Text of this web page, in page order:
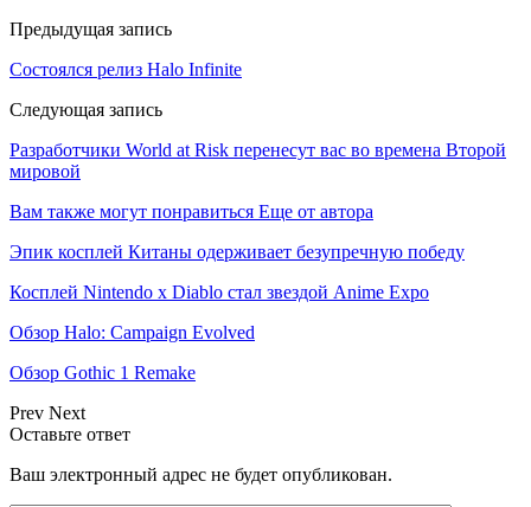
Предыдущая запись
Состоялся релиз Halo Infinite
Следующая запись
Разработчики World at Risk перенесут вас во времена Второй
мировой
Вам также могут понравиться Еще от автора
Эпик косплей Китаны одерживает безупречную победу
Косплей Nintendo x Diablo стал звездой Anime Expo
Обзор Halo: Campaign Evolved
Обзор Gothic 1 Remake
Prev Next
Оставьте ответ
Ваш электронный адрес не будет опубликован.